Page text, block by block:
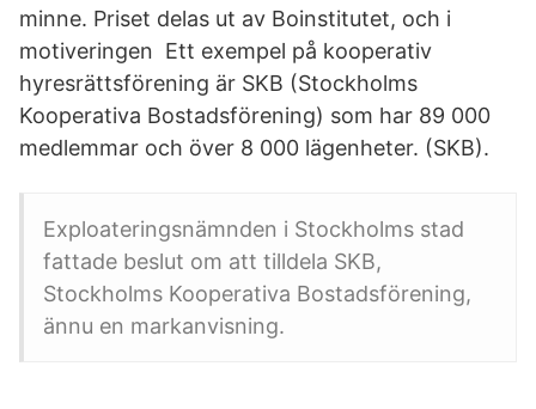
minne. Priset delas ut av Boinstitutet, och i
motiveringen Ett exempel på kooperativ
hyresrättsförening är SKB (Stockholms
Kooperativa Bostadsförening) som har 89 000
medlemmar och över 8 000 lägenheter. (SKB).
Exploateringsnämnden i Stockholms stad
fattade beslut om att tilldela SKB,
Stockholms Kooperativa Bostadsförening,
ännu en markanvisning.